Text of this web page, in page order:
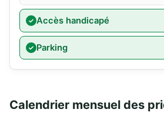
Accès handicapé
Parking
Calendrier mensuel des